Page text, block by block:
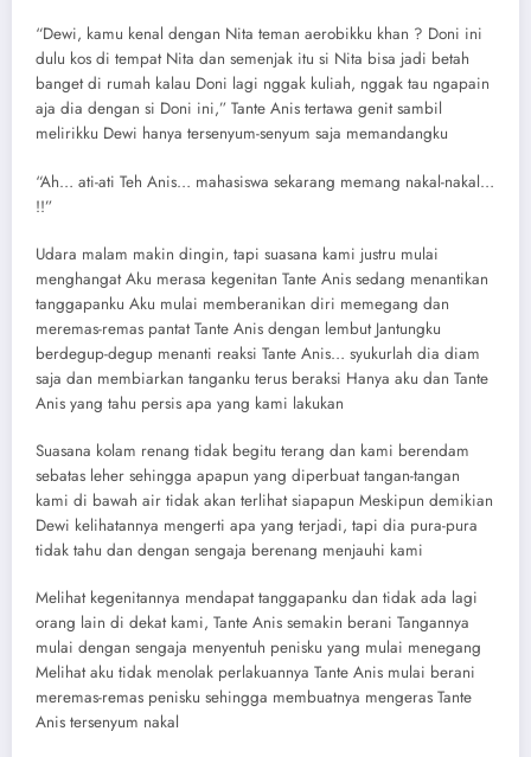
“Dewi, kamu kenal dengan Nita teman aerobikku khan ? Doni ini
dulu kos di tempat Nita dan semenjak itu si Nita bisa jadi betah
banget di rumah kalau Doni lagi nggak kuliah, nggak tau ngapain
aja dia dengan si Doni ini,” Tante Anis tertawa genit sambil
melirikku Dewi hanya tersenyum-senyum saja memandangku
“Ah… ati-ati Teh Anis… mahasiswa sekarang memang nakal-nakal…
!!”
Udara malam makin dingin, tapi suasana kami justru mulai
menghangat Aku merasa kegenitan Tante Anis sedang menantikan
tanggapanku Aku mulai memberanikan diri memegang dan
meremas-remas pantat Tante Anis dengan lembut Jantungku
berdegup-degup menanti reaksi Tante Anis… syukurlah dia diam
saja dan membiarkan tanganku terus beraksi Hanya aku dan Tante
Anis yang tahu persis apa yang kami lakukan
Suasana kolam renang tidak begitu terang dan kami berendam
sebatas leher sehingga apapun yang diperbuat tangan-tangan
kami di bawah air tidak akan terlihat siapapun Meskipun demikian
Dewi kelihatannya mengerti apa yang terjadi, tapi dia pura-pura
tidak tahu dan dengan sengaja berenang menjauhi kami
Melihat kegenitannya mendapat tanggapanku dan tidak ada lagi
orang lain di dekat kami, Tante Anis semakin berani Tangannya
mulai dengan sengaja menyentuh penisku yang mulai menegang
Melihat aku tidak menolak perlakuannya Tante Anis mulai berani
meremas-remas penisku sehingga membuatnya mengeras Tante
Anis tersenyum nakal